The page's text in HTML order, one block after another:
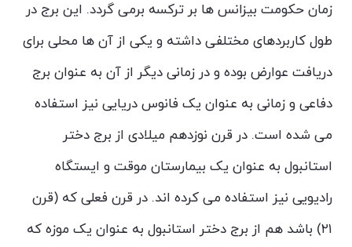
زمان حکومت بیزانس ها بر ترکسه برمی گردد. این برج در
طول کاربردهای مختلفی داشته و یکی از آن ها محلی برای
دریافت عوارض بوده و در زمانی دیگر از آن به عنوان برج
دفاعی و زمانی به عنوان یک فانوس دریایی نیز استفاده
می شده است. در قرن نوزدهم میلادی از برج دختر
استانبول به عنوان یک بیمارستان موقت و ایستگاه
رادیویی نیز استفاده می کرده اند. در قرن فعلی که (قرن
۲۱) باشد هم از برج دختر استانبول به عنوان یک موزه که